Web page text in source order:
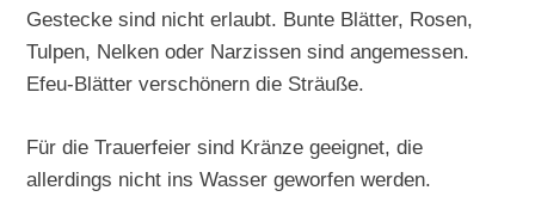
Gestecke sind nicht erlaubt. Bunte Blätter, Rosen,
Tulpen, Nelken oder Narzissen sind angemessen.
Efeu-Blätter verschönern die Sträuße.
Für die Trauerfeier sind Kränze geeignet, die
allerdings nicht ins Wasser geworfen werden.